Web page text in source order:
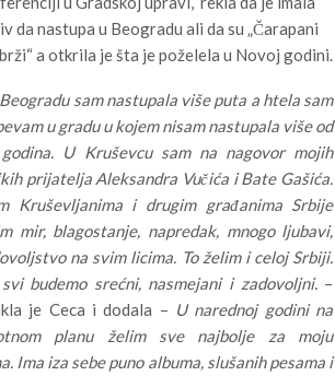
da nastupa u Beogradu ali da su „Čarapani
a otkrila je šta je poželela u Novoj godini.
sam nastupala više puta a htela sam
u gradu u kojem nisam nastupala više od
U Kruševcu sam na nagovor mojih
prijatelja Aleksandra Vučića i Bate Gašića.
Kruševljanima i drugim građanima Srbije
mir, blagostanje, napredak, mnogo ljubavi,
na svim licima. To želim i celoj Srbiji.
budemo srećni, nasmejani i zadovoljni.–
je Ceca i dodala – U narednoj godini na
planu želim sve najbolje za moju
Ima iza sebe puno albuma, slušanih pesama i